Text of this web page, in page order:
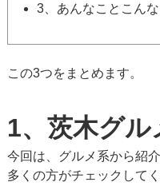
3、あんなことこん
この3つをまとめます。
1、茨木グル
今回は、グルメ系から紹
多くの方がチェックして